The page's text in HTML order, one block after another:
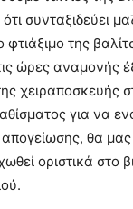
συνταξιδεύει
φτιάξιμο της
ώρες αναμονής
χειραποσκευής
για να
θα
οριστικά στο